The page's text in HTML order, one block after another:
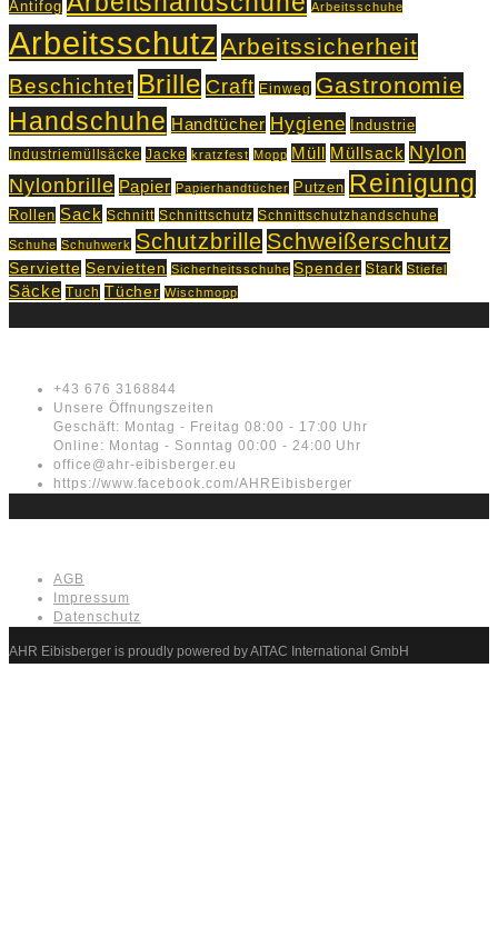
Antifog Arbeitsschuhe
Arbeitsschutz Arbeitssicherheit
Beschichtet Brille Craft Einweg Gastronomie
Handschuhe Handtücher Hygiene Industrie
Industriemüllsäcke Jacke kratzfest Mopp Müll Müllsack Nylon
Nylonbrille Papier Papierhandtücher Putzen Reinigung
Rollen Sack Schnitt Schnittschutz Schnittschutzhandschuhe
Schuhe Schuhwerk Schutzbrille Schweißerschutz
Serviette Servietten Sicherheitsschuhe Spender Stark Stiefel
Säcke Tuch Tücher Wischmopp
+43 676 3168844
Unsere Öffnungszeiten
Geschäft: Montag - Freitag 08:00 - 17:00 Uhr
Online: Montag - Sonntag 00:00 - 24:00 Uhr
office@ahr-eibisberger.eu
https://www.facebook.com/AHREibisberger
AGB
Impressum
Datenschutz
AHR Eibisberger is proudly powered by AITAC International GmbH